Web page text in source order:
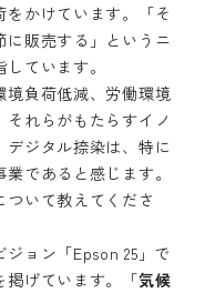
かけています。「そ
に販売する」というニ
ています。
境負荷低減、労働環境
れらがもたらすイノ
ジタル捺染は、特に
であると感じます。
いて教えてくださ
ョン「Epson 25」で
掲げています。「気候